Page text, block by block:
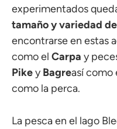
experimentados
tamaño y variedad
encontrarse en estas
como el Carpa y
PikeyBagreasí como
como la perca.
La pesca en el lago